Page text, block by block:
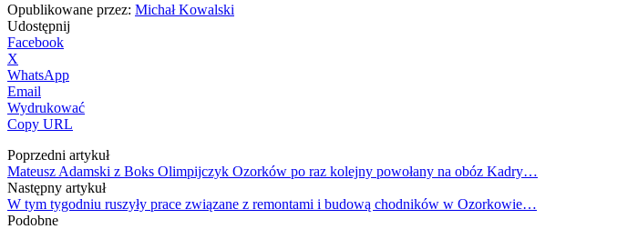
Opublikowane przez: Michał Kowalski
Udostępnij
Facebook
X
WhatsApp
Email
Wydrukować
Copy URL
Poprzedni artykuł
Mateusz Adamski z Boks Olimpijczyk Ozorków po raz kolejny powołany na obóz Kadry…
Następny artykuł
W tym tygodniu ruszyły prace związane z remontami i budową chodników w Ozorkowie…
Podobne